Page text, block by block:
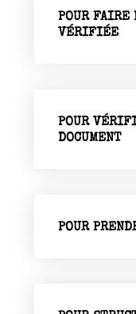
POUR FAIRE
VÉRIFIÉE
POUR
DOCUMENT
POUR